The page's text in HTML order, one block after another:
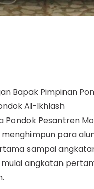
Al-Ikhlash
Pondok Pesantren
para
sampai
angkatan